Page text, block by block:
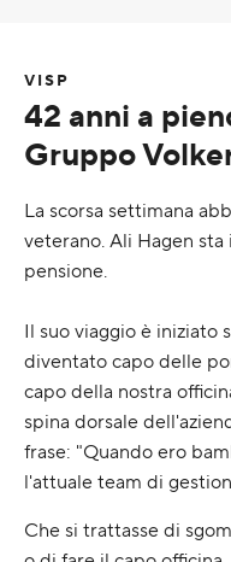
VISP
42 anni a
Gruppo
La scorsa settimana
veterano. Ali Hagen
pensione.
Il suo viaggio è iniziato
diventato capo delle
capo della nostra
spina dorsale
frase: "Quando ero
l'attuale team di
Che si trattasse di